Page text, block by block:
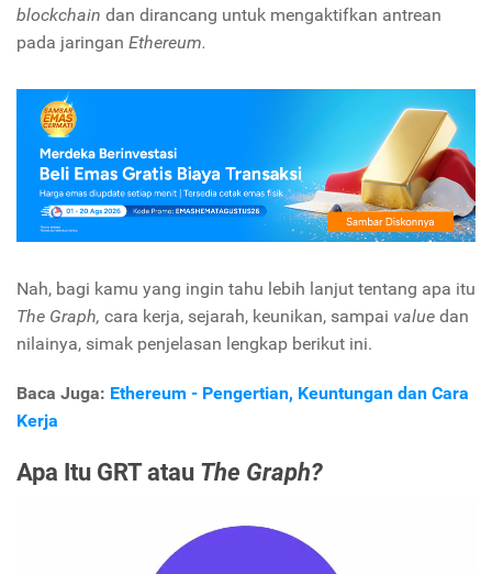
blockchain dan dirancang untuk mengaktifkan antrean
pada jaringan Ethereum.
Nah, bagi kamu yang ingin tahu lebih lanjut tentang apa itu
The Graph, cara kerja, sejarah, keunikan, sampai value dan
nilainya, simak penjelasan lengkap berikut ini.
Baca Juga: Ethereum - Pengertian, Keuntungan dan Cara
Kerja
Apa Itu GRT atau The Graph?